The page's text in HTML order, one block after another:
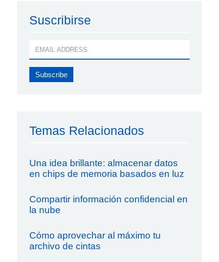
Suscribirse
Temas Relacionados
Una idea brillante: almacenar datos
en chips de memoria basados en luz
Compartir información confidencial en
la nube
Cómo aprovechar al máximo tu
archivo de cintas